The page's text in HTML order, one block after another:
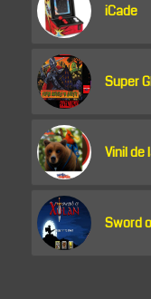
iCade
Super
Vinil de
Sword